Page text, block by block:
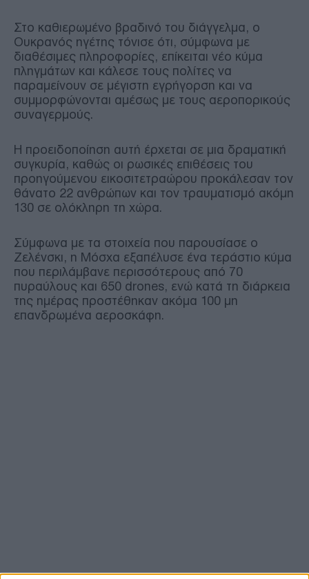
Στο καθιερωμένο βραδινό του διάγγελμα, ο
Ουκρανός ηγέτης τόνισε ότι, σύμφωνα με
διαθέσιμες πληροφορίες, επίκειται νέο κύμα
πληγμάτων και κάλεσε τους πολίτες να
παραμείνουν σε μέγιστη εγρήγορση και να
συμμορφώνονται αμέσως με τους αεροπορικούς
συναγερμούς.
Η προειδοποίηση αυτή έρχεται σε μια δραματική
συγκυρία, καθώς οι ρωσικές επιθέσεις του
προηγούμενου εικοσιτετραώρου προκάλεσαν τον
θάνατο 22 ανθρώπων και τον τραυματισμό ακόμη
130 σε ολόκληρη τη χώρα.
Σύμφωνα με τα στοιχεία που παρουσίασε ο
Ζελένσκι, η Μόσχα εξαπέλυσε ένα τεράστιο κύμα
που περιλάμβανε περισσότερους από 70
πυραύλους και 650 drones, ενώ κατά τη διάρκεια
της ημέρας προστέθηκαν ακόμα 100 μη
επανδρωμένα αεροσκάφη.